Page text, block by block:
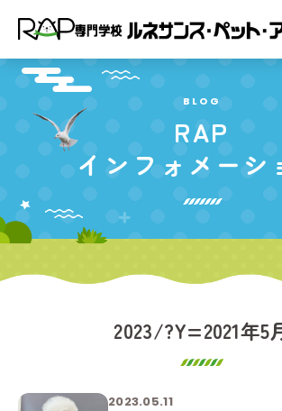
BLOG
RAP
インフォメーシ
2023/?Y=2021年5
2023.05.11